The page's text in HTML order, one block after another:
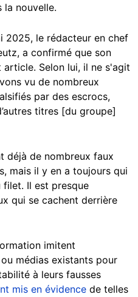
la nouvelle.
2025, le rédacteur en chef
a confirmé que son
Selon lui, il ne s'agit
vu de nombreux
par des escrocs,
titres [du groupe]
déjà de nombreux faux
mais il y en a toujours qui
filet. Il est presque
qui se cachent derrière
imitent
médias existants pour
à leurs fausses
mis en évidence de telles